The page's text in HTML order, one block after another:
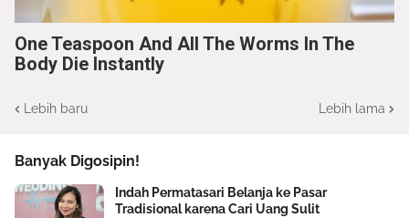
One Teaspoon And All The Worms In The
Body Die Instantly
Lebih baru Lebih lama
Banyak Digosipin!
Indah Permatasari Belanja ke Pasar
Tradisional karena Cari Uang Sulit